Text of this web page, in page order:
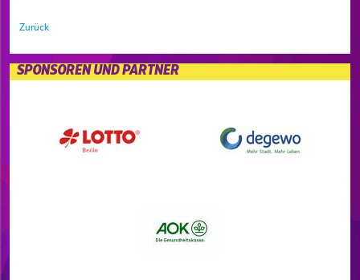
Zurück
SPONSOREN UND PARTNER